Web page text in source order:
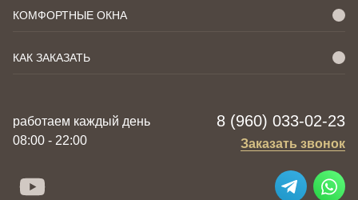
КОМФОРТНЫЕ ОКНА
КАК ЗАКАЗАТЬ
8 (960) 033-02-23
Заказать звонок
работаем каждый день
08:00 - 22:00